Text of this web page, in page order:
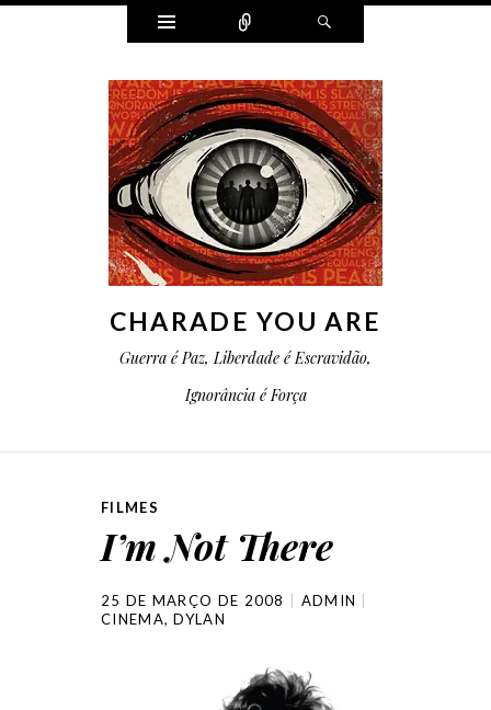
Widgets Conectar
CHARADE YOU ARE
Guerra é Paz, Liberdade é Escravidão,
Ignorância é Força
FILMES
I’m Not There
25 DE MARÇO DE 2008
ADMIN
CINEMA,DYLAN